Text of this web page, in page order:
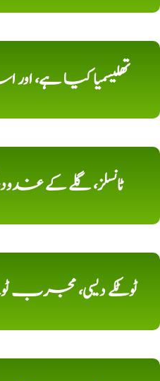
تھلیسمیا کیا ہے،
ٹانسلز، گلے کے
ٹوٹکے دیسی، مجرب